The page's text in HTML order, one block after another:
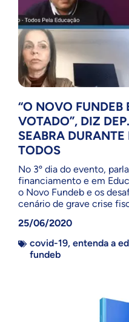
“O NOVO FUNDEB
VOTADO”, DIZ
SEABRA
TODOS
No 3º dia do evento,
financiamento e em
o Novo Fundeb e os
cenário de grave crise
25/06/2020
covid-19, entenda a
fundeb